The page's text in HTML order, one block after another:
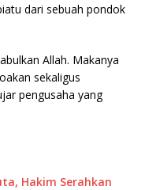
dari sebuah pondok
Allah. Makanya
sekaligus
pengusaha yang
Hakim Serahkan